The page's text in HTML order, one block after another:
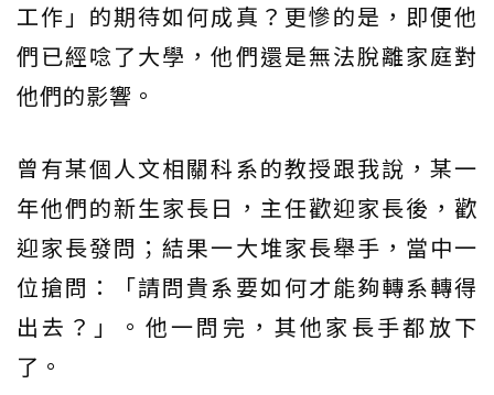
工作」的期待如何成真？更慘的是，即便他
們已經唸了大學，他們還是無法脫離家庭對
他們的影響。
曾有某個人文相關科系的教授跟我說，某一
年他們的新生家長日，主任歡迎家長後，歡
迎家長發問；結果一大堆家長舉手，當中一
位搶問：「請問貴系要如何才能夠轉系轉得
出去？」。他一問完，其他家長手都放下
了。